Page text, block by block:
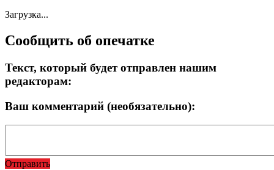
Загрузка...
Сообщить об опечатке
Текст, который будет отправлен нашим
редакторам:
Ваш комментарий (необязательно):
Отправить